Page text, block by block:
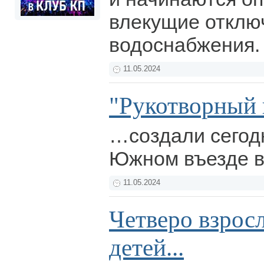
влекущие
11.05.2024
…создали
Южном въезде
11.05.2024
Четверо
детей...